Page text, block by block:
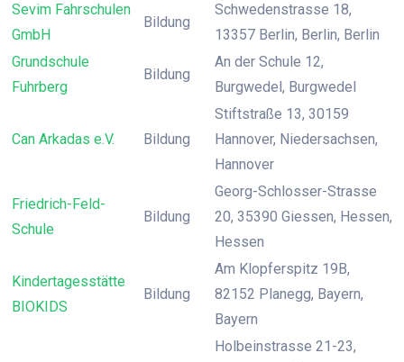
Sevim Fahrschulen
GmbH
Bildung
Schwedenstrasse 18,
13357 Berlin, Berlin, Berlin
Grundschule
Fuhrberg
Bildung
An der Schule 12,
Burgwedel, Burgwedel
Can Arkadas e.V. Bildung
Stiftstraße 13, 30159
Hannover, Niedersachsen,
Hannover
Friedrich-Feld-
Schule
Bildung
Georg-Schlosser-Strasse
20, 35390 Giessen, Hessen,
Hessen
Kindertagesstätte
BIOKIDS
Bildung
Am Klopferspitz 19B,
82152 Planegg, Bayern,
Bayern
Holbeinstrasse 21-23,